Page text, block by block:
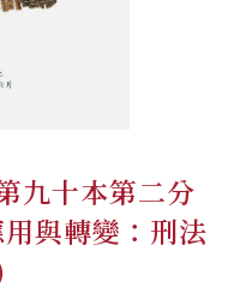
九十本第二分
與轉變：刑法